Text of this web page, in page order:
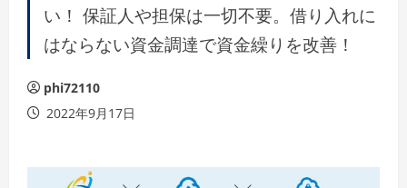
い！ 保証人や担保は一切不要。借り入れに
はならない資金調達で資金繰りを改善！
phi72110
2022年9月17日